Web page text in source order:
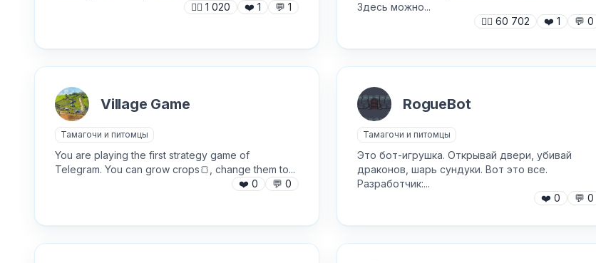
Как добавить бота?
🙍‍♂️ 1 020 ❤️ 1 💬 1
Здесь можно...
🙍‍♂️ 60 702 ❤️ 1 💬 0
Village Game
Тамагочи и питомцы
You are playing the first strategy game of
Telegram. You can grow crops🍞, change them to...
❤️ 0 💬 0
RogueBot
Тамагочи и питомцы
Это бот-игрушка. Открывай двери, убивай
драконов, шарь сундуки. Вот это все.
Разработчик:...
❤️ 0 💬 0